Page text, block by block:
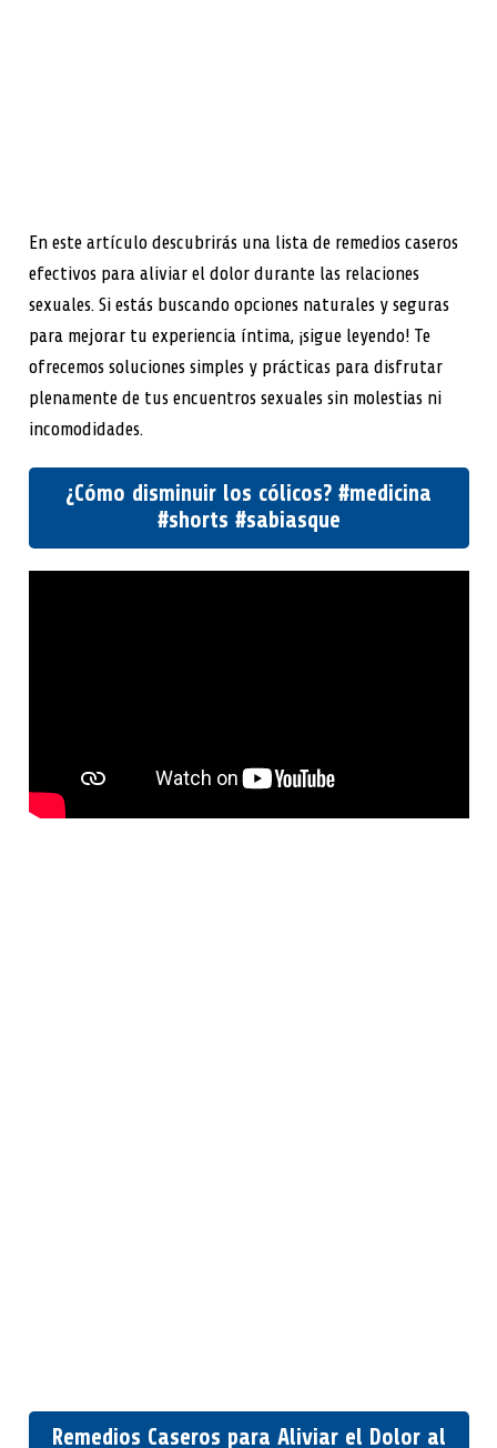
En este artículo descubrirás una lista de remedios caseros
efectivos para aliviar el dolor durante las relaciones
sexuales. Si estás buscando opciones naturales y seguras
para mejorar tu experiencia íntima, ¡sigue leyendo! Te
ofrecemos soluciones simples y prácticas para disfrutar
plenamente de tus encuentros sexuales sin molestias ni
incomodidades.
¿Cómo disminuir los cólicos? #medicina
#shorts #sabiasque
Remedios Caseros para Aliviar el Dolor al